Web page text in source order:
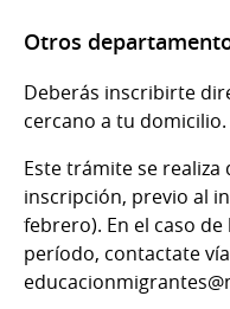
Otros
Deberás inscribirte
cercano a tu domicilio.
Este trámite se
inscripción, previo al
febrero). En el caso
período, contactate